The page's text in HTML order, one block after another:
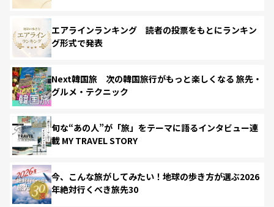
エアラインランキング 読者の投票をもとにランキン
グ形式で発表
Next韓国旅 次の韓国旅行がもっと楽しくなる 旅先・
グルメ・テクニック
旬な“あの人”が「旅」をテーマに語るインタビュー連
載 MY TRAVEL STORY
今、こんな旅がしてみたい！地球の歩き方が選ぶ2026
年絶対行くべき旅先30